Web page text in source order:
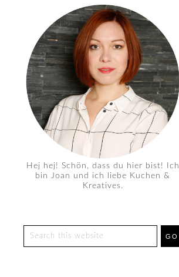
Hej hej! Schön, dass du hier bist! Ich
bin Joan und ich liebe Kuchen &
Kreatives.